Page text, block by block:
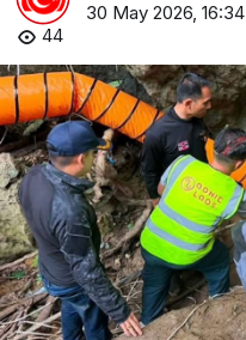
30 May 2026, 16:34
44